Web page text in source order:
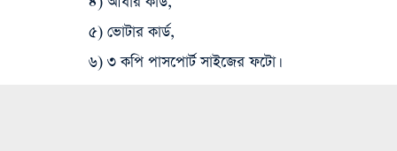
৫) ভোটার কার্ড,
৬) ৩ কপি পাসপোর্ট সাইজের ফটো।